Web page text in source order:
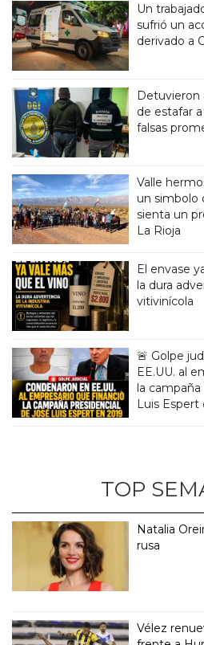
Un
sufrió un
derivado a
Detuvieron
de estafar
falsas
Valle
un simbolo
sienta un
La Rioja
El envase
la dura
vitivinícola
🚨 Golpe
EE.UU. al
la
Luis Espert
TOP
Natalia
rusa
Vélez